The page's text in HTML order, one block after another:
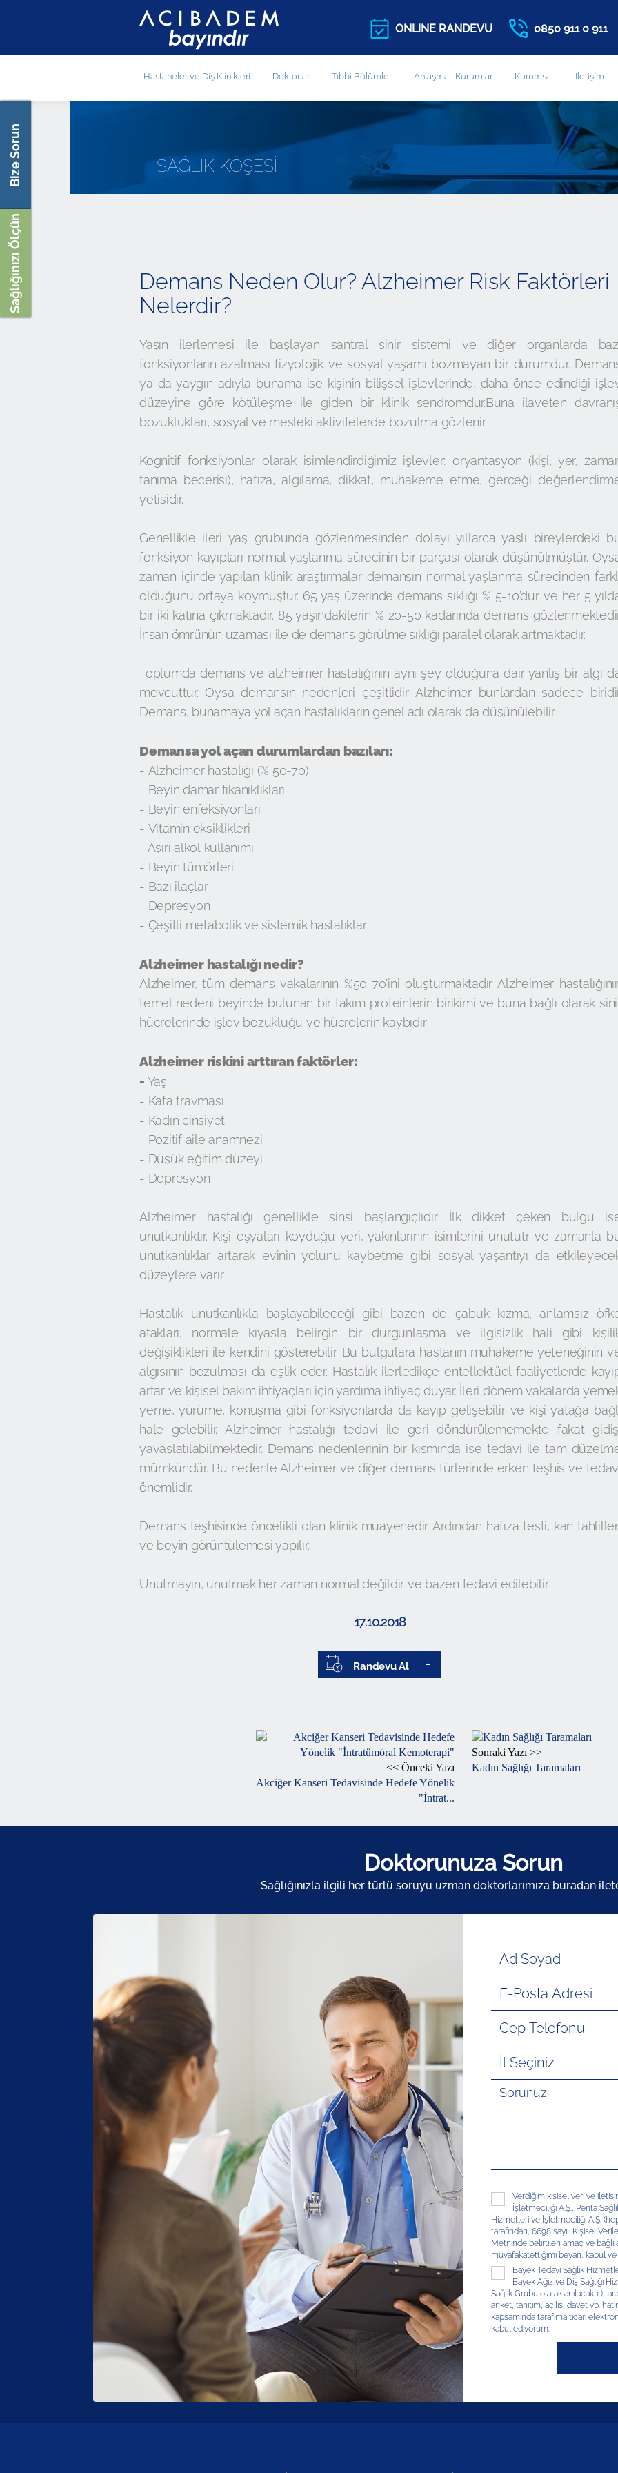
ONLINE RANDEVU 0850 911 0 911
Hastaneler ve Diş Klinikleri Doktorlar Tıbbi Bölümler Anlaşmalı Kurumlar Kurumsal İletişim
Bize Sorun
Sağlığınızı Ölçün
SAĞLIK KÖŞESİ
Demans Neden Olur? Alzheimer Risk Faktörleri
Nelerdir?
Yaşın ilerlemesi ile başlayan santral sinir sistemi ve diğer organlarda
fonksiyonların azalması fizyolojik ve sosyal yaşamı bozmayan bir durumdur.
ya da yaygın adıyla bunama ise kişinin bilişsel işlevlerinde, daha önce edindiği
düzeyine göre kötüleşme ile giden bir klinik sendromdur.Buna ilaveten
bozuklukları, sosyal ve mesleki aktivitelerde bozulma gözlenir.
Kognitif fonksiyonlar olarak isimlendirdiğimiz işlevler: oryantasyon (kişi, yer,
tanıma becerisi), hafıza, algılama, dikkat, muhakeme etme, gerçeği
yetisidir.
Genellikle ileri yaş grubunda gözlenmesinden dolayı yıllarca yaşlı bireylerdeki
fonksiyon kayıpları normal yaşlanma sürecinin bir parçası olarak düşünülmüştür.
zaman içinde yapılan klinik araştırmalar demansın normal yaşlanma sürecinden
olduğunu ortaya koymuştur. 65 yaş üzerinde demans sıklığı % 5-10’dur ve her 5
bir iki katına çıkmaktadır. 85 yaşındakilerin % 20-50 kadarında demans
İnsan ömrünün uzaması ile de demans görülme sıklığı paralel olarak artmaktadır.
Toplumda demans ve alzheimer hastalığının aynı şey olduğuna dair yanlış bir algı
mevcuttur. Oysa demansın nedenleri çeşitlidir. Alzheimer bunlardan sadece
Demans, bunamaya yol açan hastalıkların genel adı olarak da düşünülebilir.
Demansa yol açan durumlardan bazıları:
- Alzheimer hastalığı (% 50-70)
- Beyin damar tıkanıklıkları
- Beyin enfeksiyonları
- Vitamin eksiklikleri
- Aşırı alkol kullanımı
- Beyin tümörleri
- Bazı ilaçlar
- Depresyon
- Çeşitli metabolik ve sistemik hastalıklar
Alzheimer hastalığı nedir?
Alzheimer, tüm demans vakalarının %50-70’ini oluşturmaktadır. Alzheimer
temel nedeni beyinde bulunan bir takım proteinlerin birikimi ve buna bağlı olarak
hücrelerinde işlev bozukluğu ve hücrelerin kaybıdır.
Alzheimer riskini arttıran faktörler:
- Yaş
- Kafa travması
- Kadın cinsiyet
- Pozitif aile anamnezi
- Düşük eğitim düzeyi
- Depresyon
Alzheimer hastalığı genellikle sinsi başlangıçlıdır. İlk dikket çeken bulgu
unutkanlıktır. Kişi eşyaları koyduğu yeri, yakınlarının isimlerini unututr ve zamanla
unutkanlıklar artarak evinin yolunu kaybetme gibi sosyal yaşantıyı da
düzeylere varır.
Hastalık unutkanlıkla başlayabileceği gibi bazen de çabuk kızma, anlamsız
atakları, normale kıyasla belirgin bir durgunlaşma ve ilgisizlik hali gibi
değişiklikleri ile kendini gösterebilir. Bu bulgulara hastanın muhakeme yeteneğinin
algısının bozulması da eşlik eder. Hastalık ilerledikçe entellektüel faaliyetlerde
artar ve kişisel bakım ihtiyaçları için yardıma ihtiyaç duyar. İleri dönem vakalarda
yeme, yürüme, konuşma gibi fonksiyonlarda da kayıp gelişebilir ve kişi yatağa
hale gelebilir. Alzheimer hastalığı tedavi ile geri döndürülememekte fakat
yavaşlatılabilmektedir. Demans nedenlerinin bir kısmında ise tedavi ile tam
mümkündür. Bu nedenle Alzheimer ve diğer demans türlerinde erken teşhis ve
önemlidir.
Demans teşhisinde öncelikli olan klinik muayenedir. Ardından hafıza testi, kan
ve beyin görüntülemesi yapılır.
Unutmayın, unutmak her zaman normal değildir ve bazen tedavi edilebilir..
17.10.2018
Randevu Al
<< Önceki Yazı
Akciğer Kanseri Tedavisinde Hedefe Yönelik
"İntrat...
Sonraki Yazı >>
Kadın Sağlığı Taramaları
Doktorunuza Sorun
Sağlığınızla ilgili her türlü soruyu uzman doktorlarımıza buradan
Verdiğim kişisel veri ve
İşletmeciliği A.Ş., Penta
Hizmetleri ve İşletmeciliği A.Ş.
tarafından, 6698 sayılı Kişisel
Metninde belirtilen amaç ve bağlı
muvafakatettiğimi beyan, kabul
Bayek Tedavi Sağlık
Bayek Ağız ve Diş Sağlığı
Sağlık Grubu olarak anılacaktır)
anket, tanıtım, açılış, davet vb.
kapsamında tarafıma ticari
kabul ediyorum.